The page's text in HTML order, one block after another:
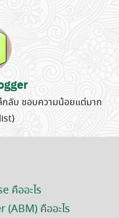
กลับ ชอบความน้อยแต่มาก
คืออะไร
คืออะไร